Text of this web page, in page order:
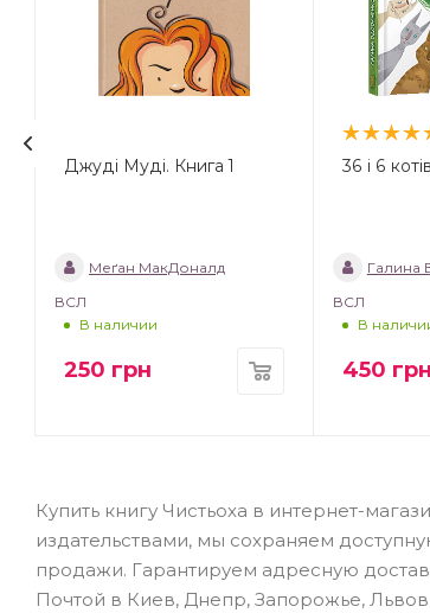
Джуді Муді. Книга 1
Меґан МакДоналд
ВСЛ
В наличии
250 грн
36 і 6 котів
Галина
ВСЛ
В
450 грн
Купить книгу Чистьоха в интернет-
издательствами, мы сохраняем
продажи. Гарантируем адресную
Почтой в Киев, Днепр, Запорожье, Львов